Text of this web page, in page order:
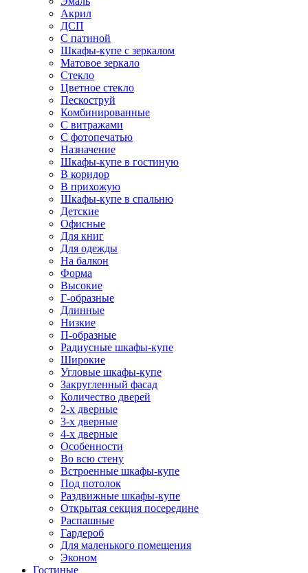
Акрил
ДСП
С патиной
Шкафы-купе с зеркалом
Матовое зеркало
Стекло
Цветное стекло
Пескоструй
Комбинированные
С витражами
С фотопечатью
Назначение
Шкафы-купе в гостиную
В коридор
В прихожую
Шкафы-купе в спальню
Детские
Офисные
Для книг
Для одежды
На балкон
Форма
Высокие
Г-образные
Длинные
Низкие
П-образные
Радиусные шкафы-купе
Широкие
Угловые шкафы-купе
Закругленный фасад
Количество дверей
2-х дверные
3-х дверные
4-х дверные
Особенности
Во всю стену
Встроенные шкафы-купе
Под потолок
Раздвижные шкафы-купе
Открытая секция посередине
Распашные
Гардероб
Для маленького помещения
Эконом
Гостиные